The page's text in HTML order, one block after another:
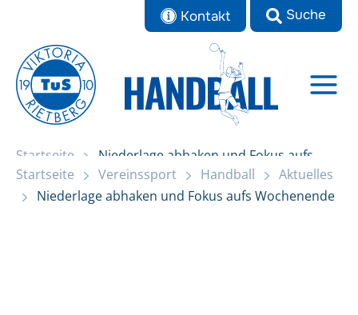
springen
Kontakt
Startseite
Niederlage abhaken und Fokus aufs
Wochenende
Startseite Vereinssport Handball
Aktuelles
Niederlage abhaken und Fokus aufs Wochenende